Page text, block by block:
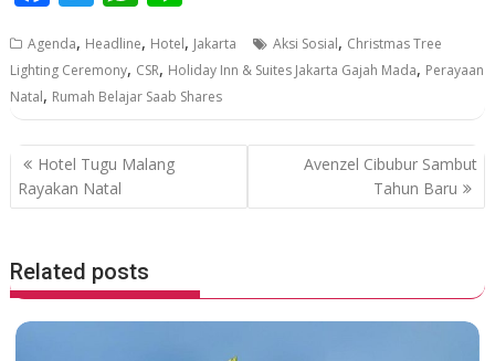
ac
e
b
o
o
k
w
itt
er
h
at
s
A
p
p
e
Agenda, Headline, Hotel, Jakarta Aksi Sosial, Christmas Tree
Lighting Ceremony, CSR, Holiday Inn & Suites Jakarta Gajah Mada, Perayaan
Natal, Rumah Belajar Saab Shares
P
o
n
a
v
Hotel Tugu Malang
Rayakan Natal
Avenzel Cibubur Sambut
Tahun Baru
Related posts